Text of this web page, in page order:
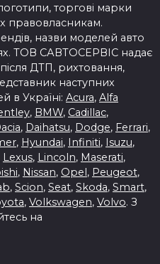
торгові марки
правовласникам.
назви моделей авто
ТОВ САВТОСЕРВІС надає
ДТП, рихтовання,
наступних
в Україні: Acura, Alfa
, BMW, Cadillac,
, Daihatsu, Dodge, Ferrari,
, Hyundai, Infiniti, Isuzu,
Lexus, Lincoln, Maserati,
, Nissan, Opel, Peugeot,
, Scion, Seat, Skoda, Smart,
, Volkswagen, Volvo. З
на